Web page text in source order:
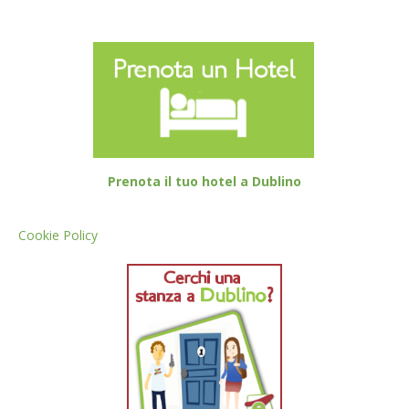
Prenota il tuo hotel a Dublino
Cookie Policy